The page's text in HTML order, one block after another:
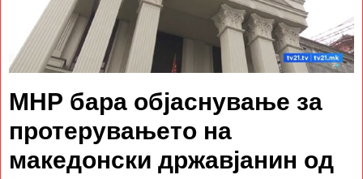
МНР бара објаснување за
протерувањето на
македонски државјанин од